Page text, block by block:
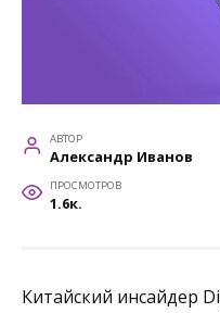
АВТОР
Александр Иванов
ПРОСМОТРОВ
1.6к.
Китайский инсайдер